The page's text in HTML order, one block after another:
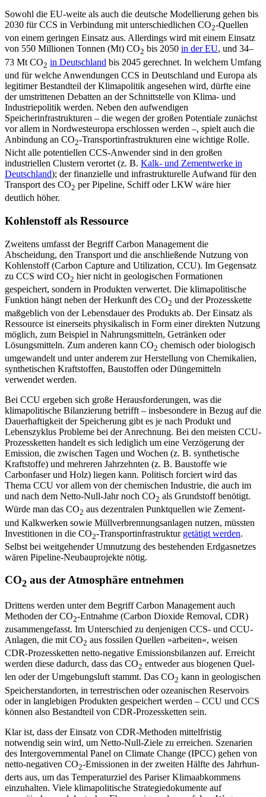
Sowohl die EU-weite als auch die deutsche Modellierung gehen bis
2030 für CCS in Verbindung mit unterschiedlichen CO2-Quellen
von einem geringen Einsatz aus. Allerdings wird mit einem Einsatz
von 550 Millionen Tonnen (Mt) CO2 bis 2050 in der EU, und 34–
73 Mt CO2 in Deutschland bis 2045 gerechnet. In welchem Umfang
und für welche Anwendungen CCS in Deutschland und Europa als
legitimer Be­standteil der Klimapolitik angesehen wird, dürfte eine
der umstrittenen Debatten an der Schnittstelle von Klima- und
Industrie­politik werden. Neben den aufwendigen
Speicherinfrastrukturen – die wegen der großen Potentiale zunächst
vor allem in Nordwesteuropa erschlossen werden –, spielt auch die
Anbindung an CO2-Trans­portinfrastrukturen eine wichtige Rolle.
Nicht alle potentiellen CCS-Anwender sind in den großen
industriellen Clustern ver­ortet (z. B. Kalk- und Zementwerke in
Deutschland); der finanzielle und infra­strukturelle Aufwand für den
Transport des CO2 per Pipeline, Schiff oder LKW wäre hier
deutlich höher.
Kohlenstoff als Ressource
Zweitens umfasst der Begriff Carbon Management die
Abscheidung, den Trans­port und die anschließende Nutzung von
Kohlenstoff (Carbon Capture and Utiliza­tion, CCU). Im Gegensatz
zu CCS wird CO2 hier nicht in geologischen Formationen
gespeichert, sondern in Produkten ver­wertet. Die klimapolitische
Funktion hängt neben der Herkunft des CO2 und der Pro­zesskette
maßgeblich von der Lebensdauer des Produkts ab. Der Einsatz als
Ressource ist einerseits physikalisch in Form einer direkten Nutzung
möglich, zum Beispiel in Nahrungsmitteln, Getränken oder
Lösungs­mitteln. Zum anderen kann CO2 chemisch oder biologisch
umgewandelt und unter anderem zur Herstellung von Chemikalien,
synthetischen Kraftstoffen, Baustoffen oder Düngemitteln
verwendet werden.
Bei CCU ergeben sich große Herausforderungen, was die
klimapolitische Bilanzierung betrifft – insbesondere in Bezug auf die
Dauerhaftigkeit der Speicherung gibt es je nach Produkt und
Lebenszyklus Probleme bei der Anrechnung. Bei den meisten CCU-
Prozessketten handelt es sich lediglich um eine Verzögerung der
Emission, die zwi­schen Tagen und Wochen (z. B. synthetische
Kraftstoffe) und mehreren Jahrzehnten (z. B. Baustoffe wie
Carbonfaser und Holz) liegen kann. Politisch forciert wird das
Thema CCU vor allem von der chemischen Industrie, die auch im
und nach dem Netto-Null-Jahr noch CO2 als Grundstoff benötigt.
Würde man das CO2 aus dezentralen Punktquellen wie Zement-
und Kalkwerken sowie Müll­verbrennungsanlagen nutzen, müssten
In­vestitionen in die CO2-Transportinfrastruk­tur getätigt werden.
Selbst bei weitgehender Umnutzung des bestehenden Erdgasnetzes
wären Pipeline-Neubauprojekte nötig.
CO2 aus der Atmosphäre entnehmen
Drittens werden unter dem Begriff Carbon Management auch
Methoden der CO2-Ent­nahme (Carbon Dioxide Removal, CDR)
zu­sammengefasst. Im Unterschied zu den­jenigen CCS- und CCU-
Anlagen, die mit CO2 aus fossilen Quellen »arbeiten«, weisen
CDR-Prozessketten netto-negative Emissions­bilanzen auf. Erreicht
werden diese dadurch, dass das CO2 entweder aus biogenen Quel­
len oder der Umgebungsluft stammt. Das CO2 kann in geologischen
Speicherstand­orten, in terrestrischen oder ozeanischen Reservoirs
oder in langlebigen Produkten gespeichert werden – CCU und CCS
kön­nen also Bestandteil von CDR-Prozessketten sein.
Klar ist, dass der Einsatz von CDR-Metho­den mittelfristig
notwendig sein wird, um Netto-Null-Ziele zu erreichen. Szenarien
des Intergovernmental Panel on Climate Change (IPCC) gehen von
netto-negativen CO2-Emis­sionen in der zweiten Hälfte des Jahrhun­
derts aus, um das Temperaturziel des Pari­ser Klimaabkommens
einzuhalten. Viele klimapolitische Strategiedokumente auf